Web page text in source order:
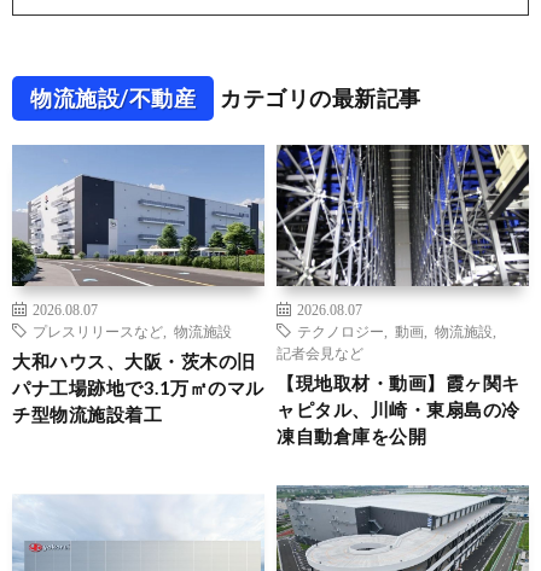
物流施設/不動産 カテゴリの最新記事
2026.08.07
プレスリリースなど
物流施設
大和ハウス、大阪・茨木の旧
パナ工場跡地で3.1万㎡のマル
チ型物流施設着工
2026.08.07
テクノロジー
動画 物流施設
記者会見など
【現地取材・動画】霞ヶ関キ
ャピタル、川崎・東扇島の冷
凍自動倉庫を公開